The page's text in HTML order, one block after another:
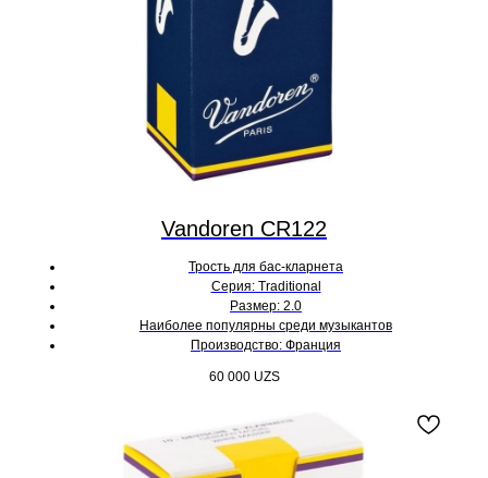
Vandoren CR122
Трость для бас-кларнета
Серия: Traditional
Размер: 2.0
Наиболее популярны среди музыкантов
Производство: Франция
60 000 UZS